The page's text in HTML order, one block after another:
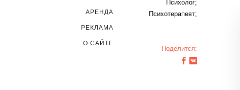
АРЕНДА
РЕКЛАМА
О САЙТЕ
Психолог;
Психотерапевт;
Поделится: